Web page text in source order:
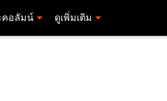
คอลัมน์ ดูเพิ่มเติม